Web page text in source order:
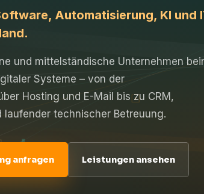
Automatisierung, KI und
und mittelständische Unternehmen
Systeme – von der
Hosting und E-Mail bis zu CRM,
laufender technischer Betreuung.
anfragen Leistungen ansehen